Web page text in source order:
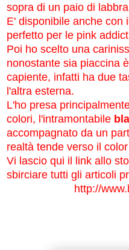
sopra di un paio di
E' disponibile anche con
perfetto per le pink
Poi ho scelto una
nonostante sia piaccina
capiente, infatti ha due
l'altra esterna.
L'ho presa
colori, l'intramontabile
accompagnato da un
realtà tende verso il
Vi lascio qui il link allo
sbirciare tutti gli articoli
http://